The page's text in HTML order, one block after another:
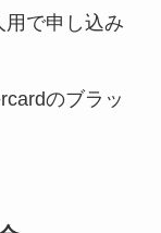
で申し込み
のブラッ